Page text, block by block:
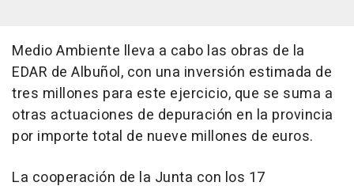
Medio Ambiente lleva a cabo las obras de la
EDAR de Albuñol, con una inversión estimada de
tres millones para este ejercicio, que se suma a
otras actuaciones de depuración en la provincia
por importe total de nueve millones de euros.
La cooperación de la Junta con los 17